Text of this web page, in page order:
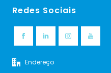
Redes Sociais
Endereço